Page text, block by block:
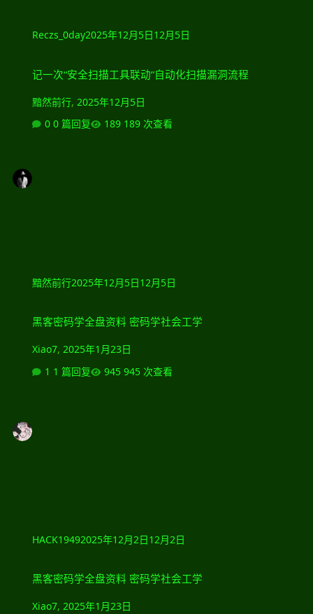
Reczs_0day2025年12月5日12月5日
记一次“安全扫描工具联动”自动化扫描漏洞流程
黯然前行, 2025年12月5日
0 篇回复
189 次查看
黯然前行2025年12月5日12月5日
黑客密码学全盘资料 密码学社会工学
Xiao7,2025年1月23日
1 篇回复
945 次查看
HACK19492025年12月2日12月2日
黑客密码学全盘资料 密码学社会工学
Xiao7,2025年1月23日